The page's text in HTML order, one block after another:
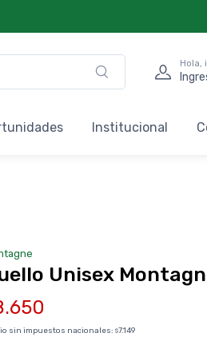
Hola,
Institucional
Unisex
sin impuestos nacionales: $7.149